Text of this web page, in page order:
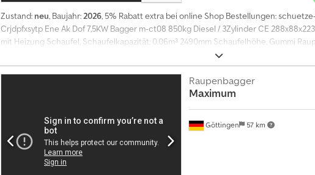
Zustand: neu, Baujahr:2026, 5% Rabatt extra bei online Shop Bestellungen:
Crjdpfxsytp Ene Ak Dof 7,5KW Bagger m-ct08 850kg Diesel / 3Zylinder CE
mit Heizung Schaufel, Schaufelkapazität: 0,06m³ 2490mm Schaufelhöhe, Gummi
Göttingen 57 km
Raupenbagger
Maximum